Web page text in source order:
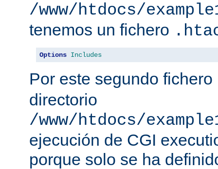
/www/htdocs/
tenemos un fichero
Options Includes
Por este segundo fichero
directorio
/www/htdocs/
ejecución de CGI
porque solo se ha